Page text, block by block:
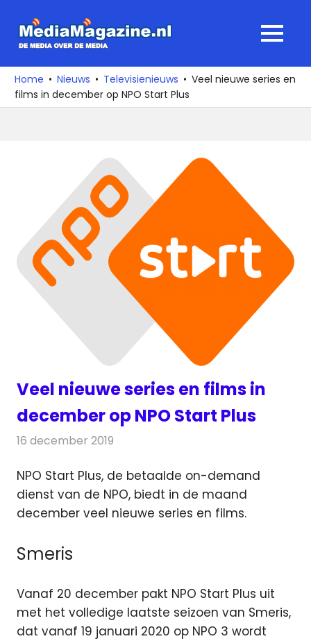
naar
media
over
de
MENU
Home Nieuws Televisienieuws
Veel nieuwe series en
films in december op NPO Start Plus
Veel nieuwe series en films in
december op NPO Start Plus
16 december 2019
NPO Start Plus, de betaalde on-demand
dienst van de NPO, biedt in de maand
december veel nieuwe series en films.
Smeris
Vanaf 20 december pakt NPO Start Plus uit
met het volledige laatste seizoen van Smeris,
dat vanaf 19 januari 2020 op NPO 3 wordt